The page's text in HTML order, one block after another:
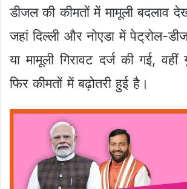
डीजल की कीमतों में मामूली बदलाव
जहां दिल्ली और नोएडा में पेट्रोल-
या मामूली गिरावट दर्ज की गई,
फिर कीमतों में बढ़ोतरी हुई है।